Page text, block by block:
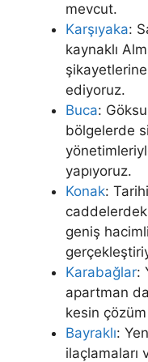
mevcut.
Karşıyaka:
kaynaklı
şikayetlerine
ediyoruz.
Buca:
bölgelerde
yapıyoruz.
Konak:
geniş
Karabağlar:
apartman
kesin
Bayraklı:
ilaçlamaları